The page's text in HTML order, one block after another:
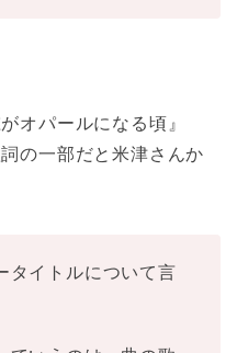
オパールになる頃』
の一部だと米津さんか
タイトルについて言